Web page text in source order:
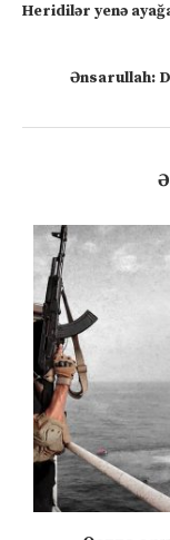
Heridilər yenə
Ənsarullah: